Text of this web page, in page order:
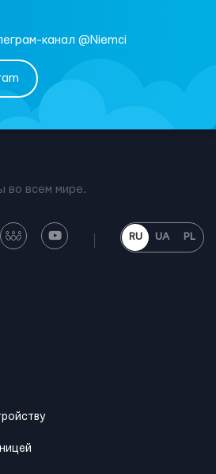
канал @Niemci
во всем мире.
RU UA PL